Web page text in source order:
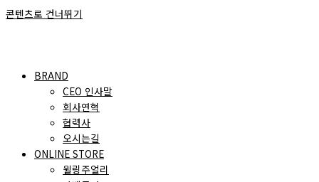
콘텐츠로 건너뛰기
BRAND
CEO 인사말
회사연혁
협력사
오시는길
ONLINE STORE
윌링주얼리